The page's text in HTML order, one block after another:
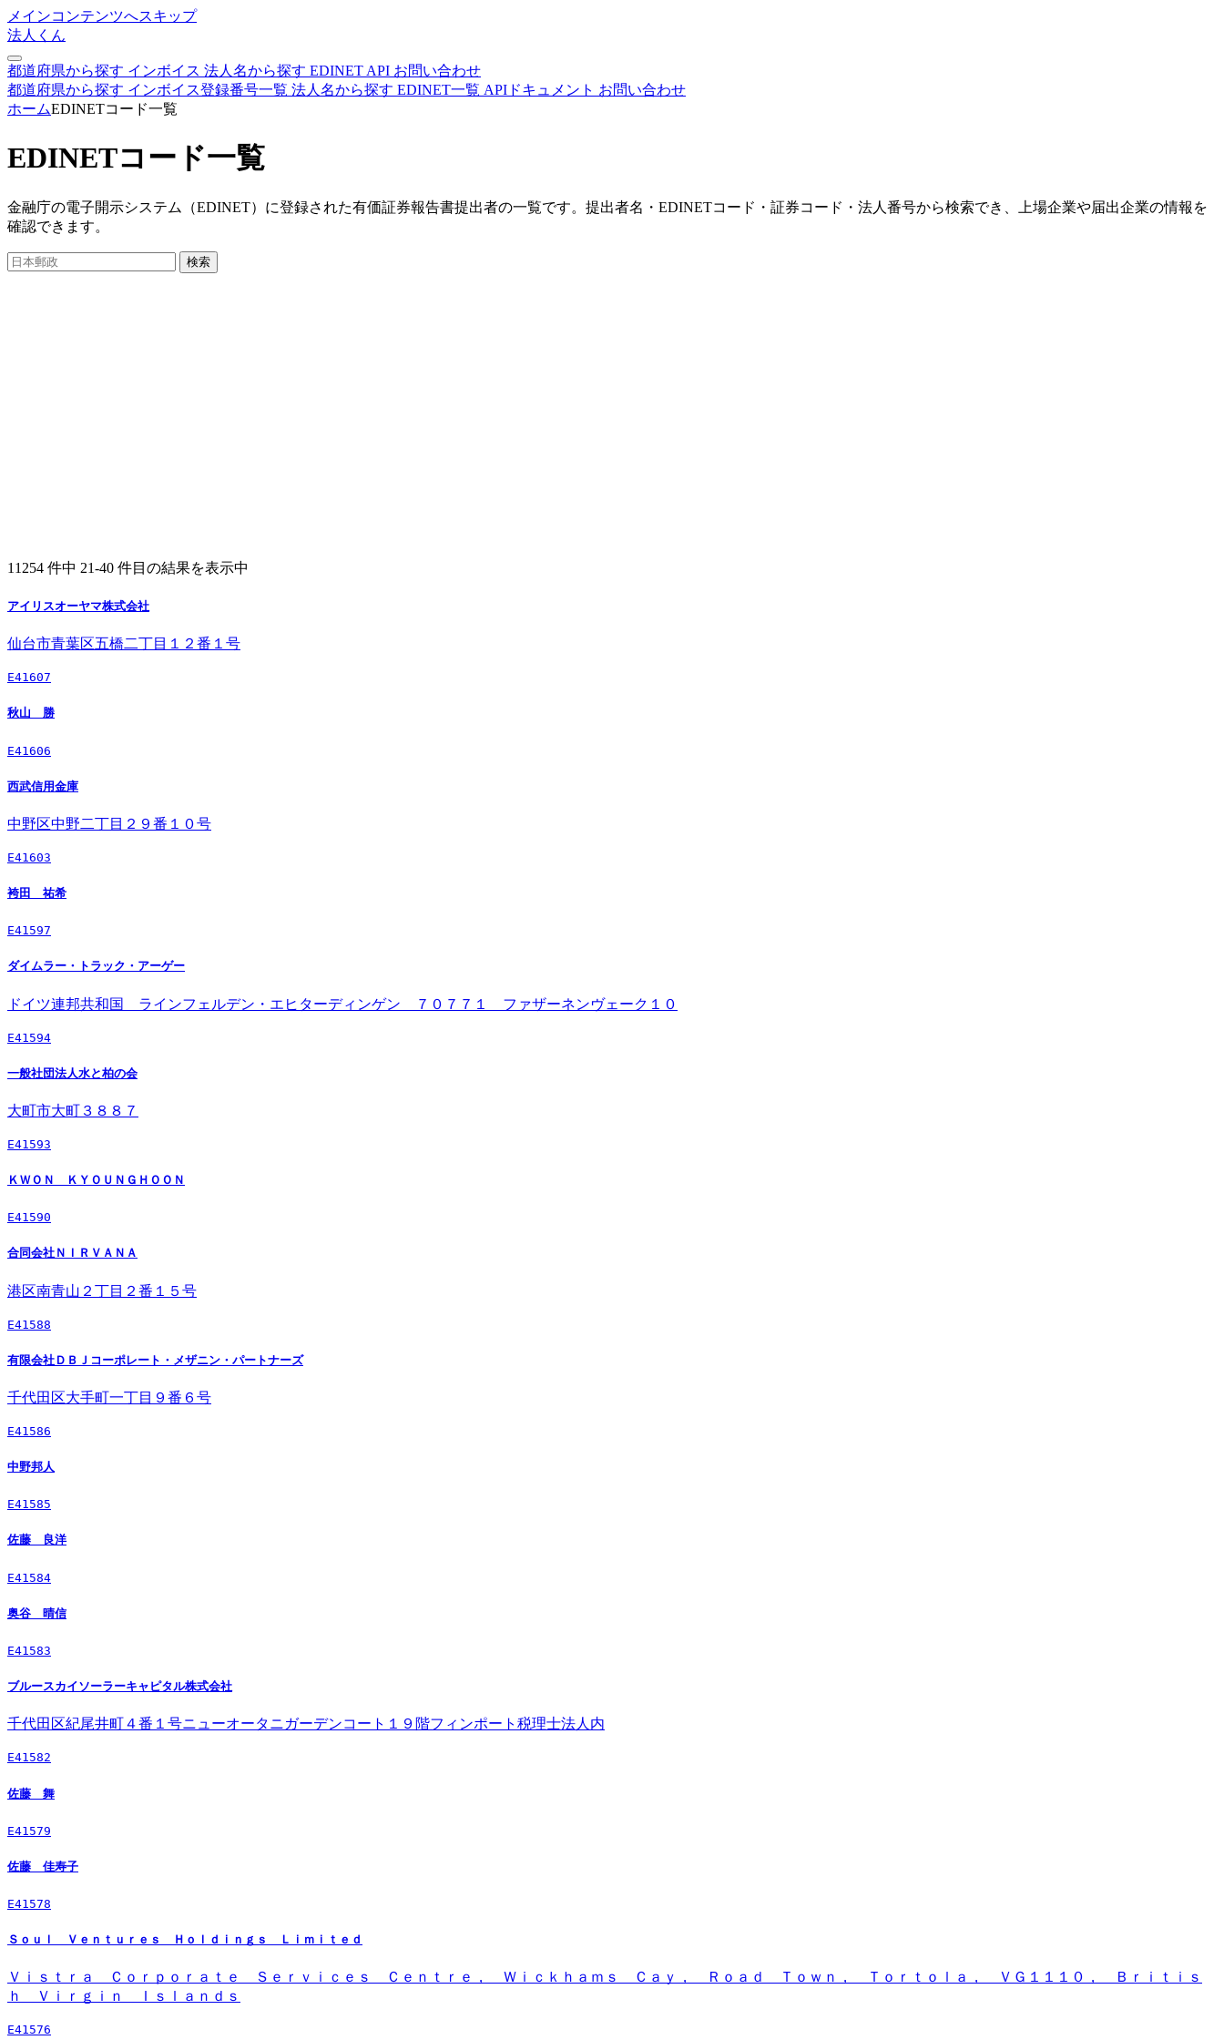
メインコンテンツへスキップ
法人くん
都道府県から探す インボイス 法人名から探す EDINET API お問い合わせ
都道府県から探す インボイス登録番号一覧 法人名から探す EDINET一覧 APIドキュメント お問い合わせ
ホームEDINETコード一覧
EDINETコード一覧
金融庁の電子開示システム（EDINET）に登録された有価証券報告書提出者の一覧です。提出者名・EDINETコード・証券コード・法人番号から検索でき、上場企業や届出企業の情報を
確認できます。
11254 件中 21-40 件目の結果を表示中
アイリスオーヤマ株式会社
仙台市青葉区五橋二丁目１２番１号
E41607
秋山 勝
E41606
西武信用金庫
中野区中野二丁目２９番１０号
E41603
袴田 祐希
E41597
ダイムラー・トラック・アーゲー
ドイツ連邦共和国 ラインフェルデン・エヒターディンゲン ７０７７１ ファザーネンヴェーク１０
E41594
一般社団法人水と柏の会
大町市大町３８８７
E41593
ＫＷＯＮ ＫＹＯＵＮＧＨＯＯＮ
E41590
合同会社ＮＩＲＶＡＮＡ
港区南青山２丁目２番１５号
E41588
有限会社ＤＢＪコーポレート・メザニン・パートナーズ
千代田区大手町一丁目９番６号
E41586
中野邦人
E41585
佐藤 良洋
E41584
奥谷 晴信
E41583
ブルースカイソーラーキャピタル株式会社
千代田区紀尾井町４番１号ニューオータニガーデンコート１９階フィンポート税理士法人内
E41582
佐藤 舞
E41579
佐藤 佳寿子
E41578
Ｓｏｕｌ Ｖｅｎｔｕｒｅｓ Ｈｏｌｄｉｎｇｓ Ｌｉｍｉｔｅｄ
Ｖｉｓｔｒａ Ｃｏｒｐｏｒａｔｅ Ｓｅｒｖｉｃｅｓ Ｃｅｎｔｒｅ， Ｗｉｃｋｈａｍｓ Ｃａｙ， Ｒｏａｄ Ｔｏｗｎ， Ｔｏｒｔｏｌａ， ＶＧ１１１０， Ｂｒｉｔｉｓ
ｈ Ｖｉｒｇｉｎ Ｉｓｌａｎｄｓ
E41576